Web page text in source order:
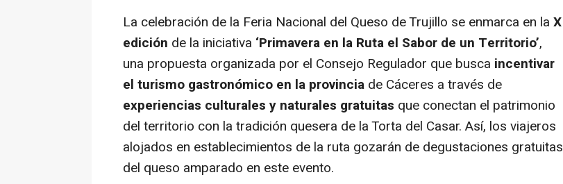
La celebración de la Feria Nacional del Queso de Trujillo se enmarca en la X
edición de la iniciativa ‘Primavera en la Ruta el Sabor de un Territorio’,
una propuesta organizada por el Consejo Regulador que busca incentivar
el turismo gastronómico en la provincia de Cáceres a través de
experiencias culturales y naturales gratuitas que conectan el patrimonio
del territorio con la tradición quesera de la Torta del Casar. Así, los viajeros
alojados en establecimientos de la ruta gozarán de degustaciones gratuitas
del queso amparado en este evento.